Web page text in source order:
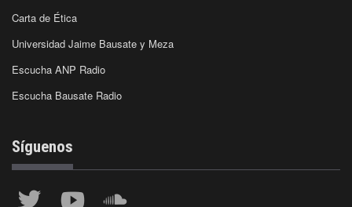
Carta de Ética
Universidad Jaime Bausate y Meza
Escucha ANP Radio
Escucha Bausate Radio
Síguenos